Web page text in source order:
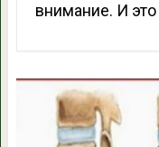
внимание. И